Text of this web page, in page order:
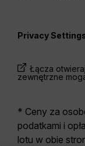
Privacy
Łącza
zewnętrzne
* Ceny za
podatkami i
lotu w obie